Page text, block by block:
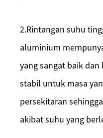
2.Rintangan suhu
aluminium
yang sangat baik
stabil untuk masa
persekitaran
akibat suhu yang